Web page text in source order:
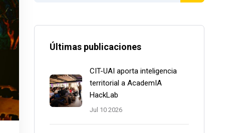
Últimas publicaciones
CIT-UAI aporta inteligencia
territorial a AcademIA
HackLab
Jul 10 2026